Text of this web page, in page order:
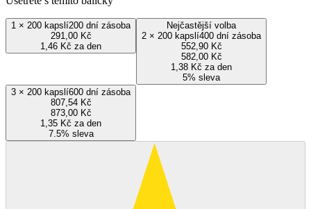
1 × 200 kapslí200 dní zásoba
291,00 Kč
1,46 Kč za den
Nejčastější volba
2 × 200 kapslí400 dní zásoba
552,90 Kč
582,00 Kč
1,38 Kč za den
5% sleva
3 × 200 kapslí600 dní zásoba
807,54 Kč
873,00 Kč
1,35 Kč za den
7.5% sleva